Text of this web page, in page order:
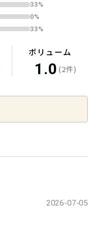
33%
0%
33%
ボリューム
1.0 (2件)
2026-07-05